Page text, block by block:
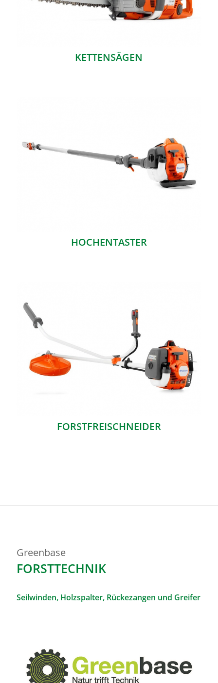
KETTENSÄGEN
HOCHENTASTER
FORSTFREISCHNEIDER
Greenbase
FORSTTECHNIK
Seilwinden, Holzspalter, Rückezangen und Greifer